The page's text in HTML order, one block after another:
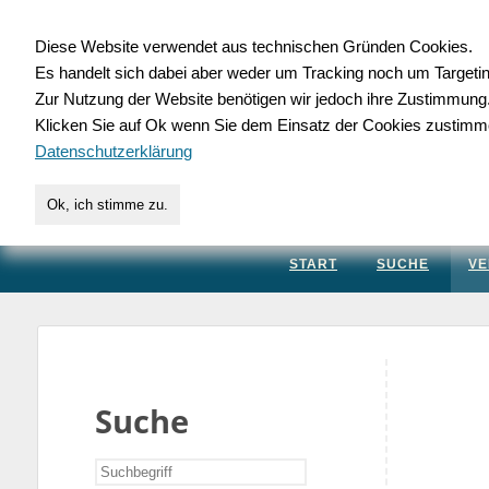
für Handwerk,
START SUCHE
Suche
Diese Website verwendet aus technischen Gründen Cookies.
Es handelt sich dabei aber weder um Tracking noch um
Zur Nutzung der Website benötigen wir jedoch ihre Zustimmung.
Klicken Sie auf Ok wenn Sie dem Einsatz der Cookies
Datenschutzerklärung
Ok, ich stimme zu.